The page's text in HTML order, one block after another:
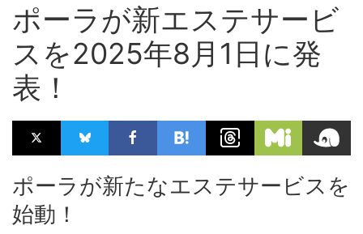
ポーラが新エステサービ
スを2025年8月1日に発
表！
ポーラが新たなエステサービスを
始動！